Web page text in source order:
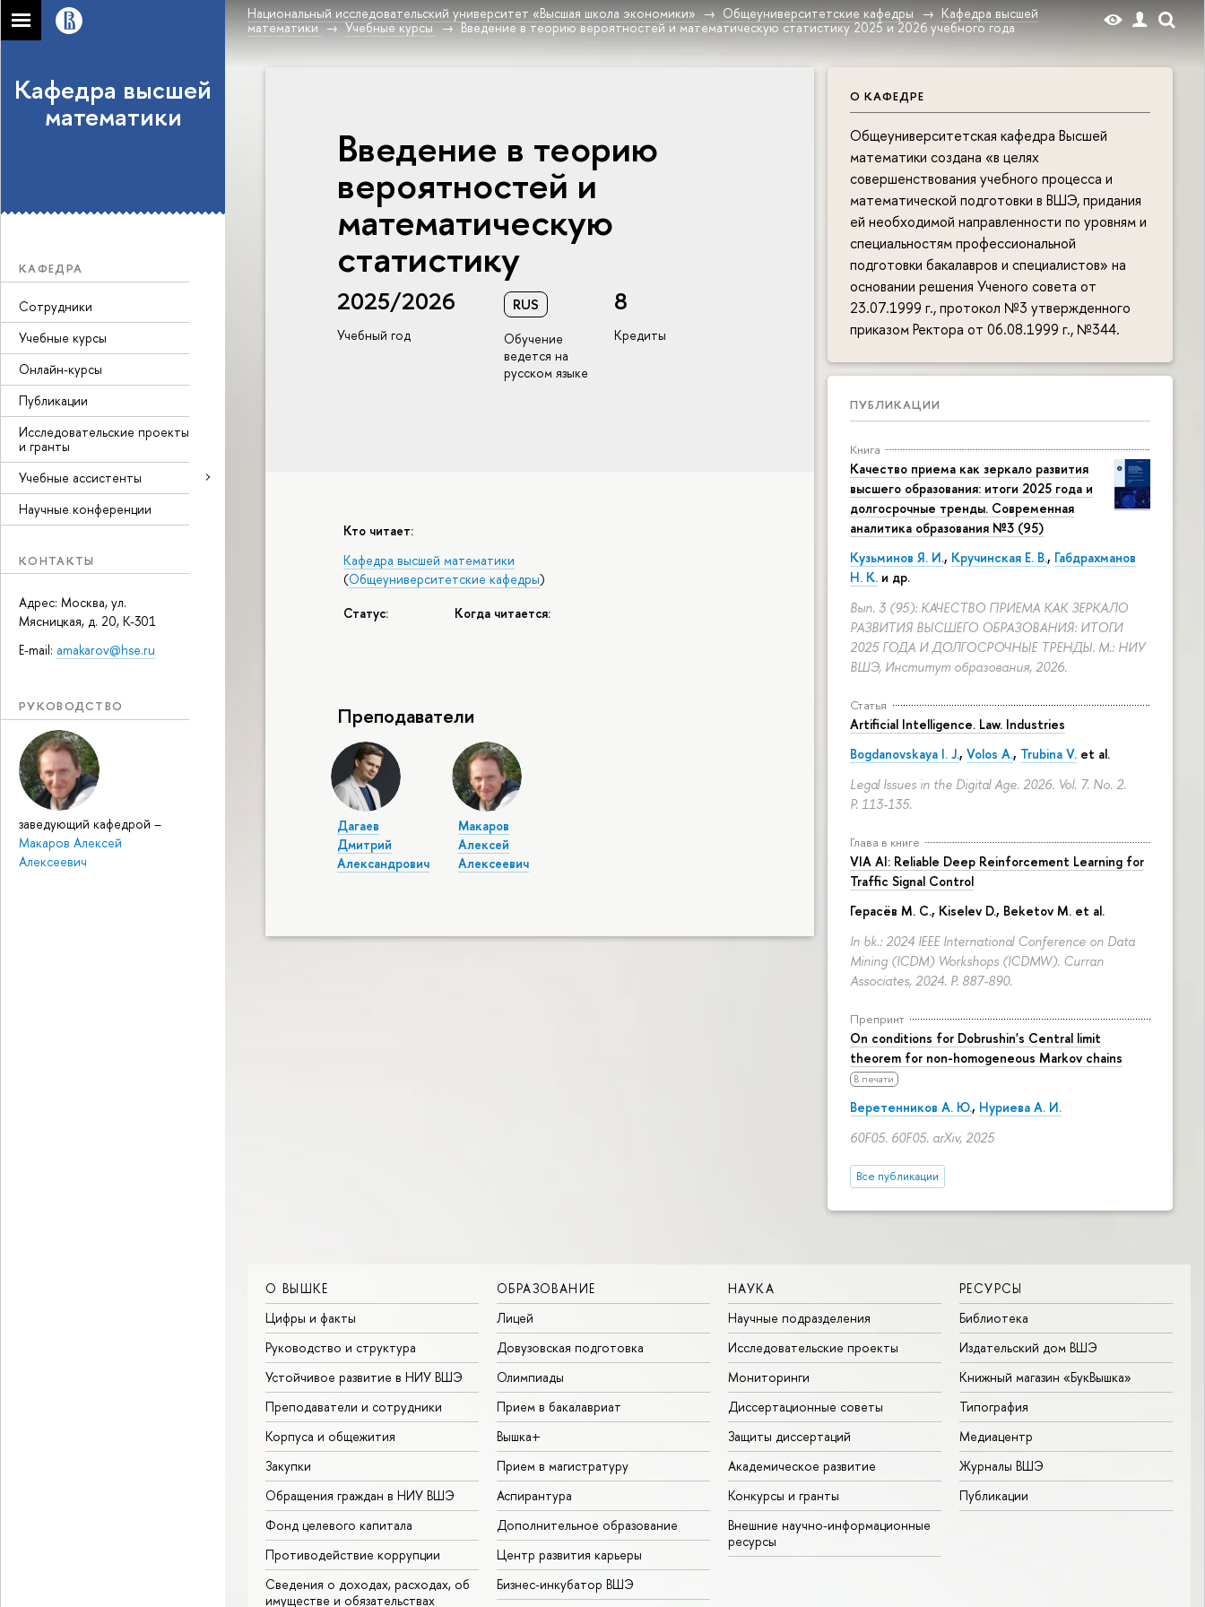
Национальный исследовательский университет «Высшая школа экономики» Общеуниверситетские кафедры
Кафедра высшей
математики
Учебные курсы Введение в теорию вероятностей и математическую статистику 2025 и 2026 учебного года
Кафедра высшей
математики
КАФЕДРА
Сотрудники
Учебные курсы
Онлайн-курсы
Публикации
Исследовательские проекты
и гранты
Учебные ассистенты
Научные конференции
КОНТАКТЫ
Адрес: Москва, ул.
Мясницкая, д. 20, К-301
E-mail: amakarov@hse.ru
РУКОВОДСТВО
заведующий кафедрой –
Макаров Алексей
Алексеевич
О КАФЕДРЕ
Общеуниверситетская кафедра Высшей
математики создана «в целях
совершенствования учебного процесса и
математической подготовки в ВШЭ, придания
ей необходимой направленности по уровням и
специальностям профессиональной
подготовки бакалавров и специалистов» на
основании решения Ученого совета от
23.07.1999 г., протокол №3 утвержденного
приказом Ректора от 06.08.1999 г., №344.
ПУБЛИКАЦИИ
Книга
Качество приема как зеркало развития
высшего образования: итоги 2025 года и
долгосрочные тренды. Современная
аналитика образования №3 (95)
Кузьминов Я. И., Кручинская Е. В., Габдрахманов
Н. К. и др.
Вып. 3 (95): КАЧЕСТВО ПРИЕМА КАК ЗЕРКАЛО
РАЗВИТИЯ ВЫСШЕГО ОБРАЗОВАНИЯ: ИТОГИ
2025 ГОДА И ДОЛГОСРОЧНЫЕ ТРЕНДЫ. М.: НИУ
ВШЭ, Институт образования, 2026.
Статья
Artificial Intelligence. Law. Industries
Bogdanovskaya I. J., Volos A., Trubina V. et al.
Legal Issues in the Digital Age. 2026. Vol. 7. No. 2.
P. 113-135.
Глава в книге
VIA AI: Reliable Deep Reinforcement Learning for
Traffic Signal Control
Герасёв М. С., Kiselev D., Beketov M. et al.
In bk.: 2024 IEEE International Conference on Data
Mining (ICDM) Workshops (ICDMW). Curran
Associates, 2024. P. 887-890.
Препринт
On conditions for Dobrushin's Central limit
theorem for non-homogeneous Markov chains
В печати
Веретенников А. Ю., Нуриева А. И.
60F05. 60F05. arXiv, 2025
Все публикации
Введение в теорию
вероятностей и
математическую
статистику
2025/2026
Учебный год
RUS
Обучение
ведется на
русском языке
8
Кредиты
Кто читает:
Кафедра высшей математики
(Общеуниверситетские кафедры)
Статус: Когда читается:
Преподаватели
Дагаев
Дмитрий
Александрович
Макаров
Алексей
Алексеевич
О ВЫШКЕ
Цифры и факты
Руководство и структура
Устойчивое развитие в НИУ ВШЭ
Преподаватели и сотрудники
Корпуса и общежития
Закупки
Обращения граждан в НИУ ВШЭ
Фонд целевого капитала
Противодействие коррупции
Сведения о доходах, расходах, об
имуществе и обязательствах
ОБРАЗОВАНИЕ
Лицей
Довузовская подготовка
Олимпиады
Прием в бакалавриат
Вышка+
Прием в магистратуру
Аспирантура
Дополнительное образование
Центр развития карьеры
Бизнес-инкубатор ВШЭ
НАУКА
Научные подразделения
Исследовательские проекты
Мониторинги
Диссертационные советы
Защиты диссертаций
Академическое развитие
Конкурсы и гранты
Внешние научно-информационные
ресурсы
РЕСУРСЫ
Библиотека
Издательский дом ВШЭ
Книжный магазин «БукВышка»
Типография
Медиацентр
Журналы ВШЭ
Публикации